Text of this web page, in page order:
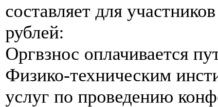
составляет для
рублей:
Оргвзнос оплачивается
Физико-техническим
услуг по проведению